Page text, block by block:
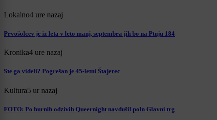
Lokalno4 ure nazaj
Prvošolcev je iz leta v leto manj, septembra jih bo na Ptuju 184
Kronika4 ure nazaj
Ste ga videli? Pogrešan je 45-letni Štajerec
Kultura5 ur nazaj
FOTO: Po burnih odzivih Queernight navdušil poln Glavni trg